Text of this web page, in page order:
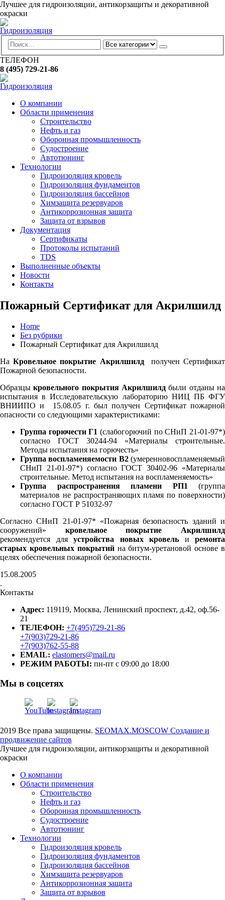
Лучшее для гидроизоляции, антикорзащиты и декоративной
окраски
ТЕЛЕФОН
8 (495) 729-21-86
О компании
Области применения
Строительство
Нефть и газ
Оборонная промышленность
Судостроение
Автотюнинг
Технологии
Гидроизоляция кровель
Гидроизоляция фундаментов
Гидроизоляция бассейнов
Химзащита резервуаров
Антикоррозионная защита
Защита от взрывов
Документация
Сертификаты
Протоколы испытаний
TDS
Выполненные объекты
Новости
Контакты
Пожарный Сертификат для Акрилшилд
Home
Без рубрики
Пожарный Сертификат для Акрилшилд
НаКровельное покрытие Акрилшилдполучен Сертификат
Пожарной безопасности.
Образцыкровельного покрытия Акрилшилд были отданы на
испытания в Исследовательскую лабораторию НИЦ ПБ ФГУ
ВНИИПО и 15.08.05 г. был получен Сертификат пожарной
опасности со следующими характеристиками:
Группа горючести Г1 (слабогорючий по СНиП 21-01-97*)
согласно ГОСТ 30244-94 «Материалы строительные.
Методы испытания на горючесть»
Группа воспламеняемости В2(умеренновоспламеняемый
СНиП 21-01-97*) согласно ГОСТ 30402-96 «Материалы
строительные. Метод испытания на воспламеняемость»
Группа распространения пламени РП1 (группа
материалов не распространяющих пламя по поверхности)
согласно ГОСТ Р 51032-97
Согласно СНиП 21-01-97* «Пожарная безопасность зданий и
сооружений» кровельное покрытие Акрилшилд
рекомендуется для устройства новых кровель и ремонта
старых кровельных покрытийна битум-уретановой основе в
целях обеспечения пожарной безопасности.
15.08.2005
.
Контакты
Адрес: 119119, Москва, Ленинский проспект, д.42, оф.56-
21
ТЕЛЕФОН: +7(495)729-21-86
+7(903)729-21-86
+7(903)762-55-88
EMAIL: elastomers@mail.ru
РЕЖИМ РАБОТЫ: пн-пт с 09:00 до 18:00
Мы в соцсетях
2019 Все права защищены. SEOMAX.MOSCOW Создание и
продвижение сайтов
Лучшее для гидроизоляции, антикорзащиты и декоративной
окраски
О компании
Области применения
Строительство
Нефть и газ
Оборонная промышленность
Судостроение
Автотюнинг
Технологии
Гидроизоляция кровель
Гидроизоляция фундаментов
Гидроизоляция бассейнов
Химзащита резервуаров
Антикоррозионная защита
Защита от взрывов